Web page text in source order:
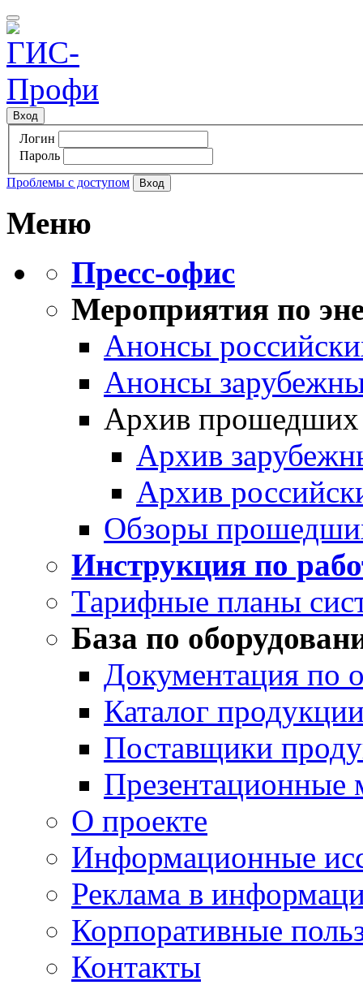
Вход
Логин
Пароль
Проблемы с доступом
Меню
Пресс-офис
Мероприятия по
Анонсы
Анонсы
Архив прошедших
Архив
Архив
Обзоры
Инструкция по
Тарифные планы
База по
Документация по
Каталог
Поставщики
Презентационные
О проекте
Информационные
Реклама в
Корпоративные
Контакты